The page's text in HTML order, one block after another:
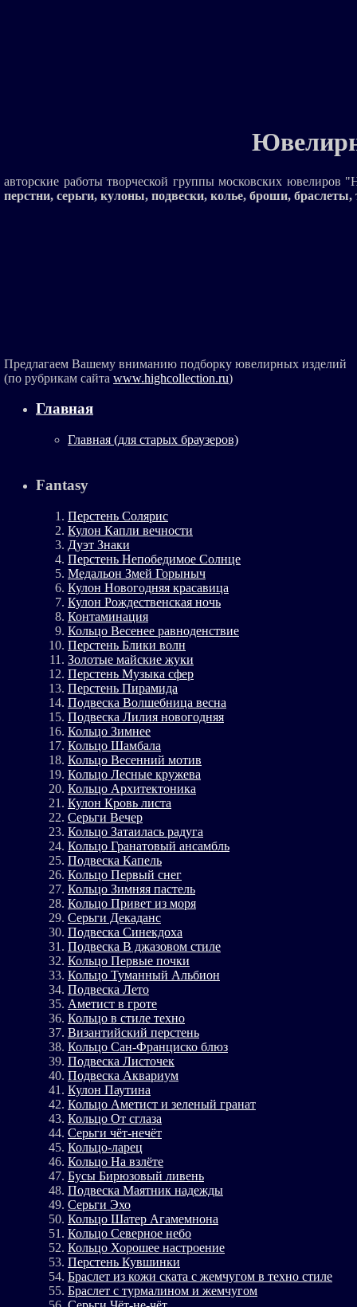
авторские работы творческой группы московских
перстни, серьги, кулоны, подвески, колье, броши,
Предлагаем Вашему вниманию подборку ювелирных изделий
(по рубрикам сайта www.highcollection.ru)
Главная
Главная (для старых браузеров)
Fantasy
Перстень Солярис
Кулон Капли вечности
Дуэт Знаки
Перстень Непобедимое Солнце
Медальон Змей Горыныч
Кулон Новогодняя красавица
Кулон Рождественская ночь
Контаминация
Кольцо Весенее равноденствие
Перстень Блики волн
Золотые майские жуки
Перстень Музыка сфер
Перстень Пирамида
Подвеска Волшебница весна
Подвеска Лилия новогодняя
Кольцо Зимнее
Кольцо Шамбала
Кольцо Весенний мотив
Кольцо Лесные кружева
Кольцо Архитектоника
Кулон Кровь листа
Серьги Вечер
Кольцо Затаилась радуга
Кольцо Гранатовый ансамбль
Подвеска Капель
Кольцо Первый снег
Кольцо Зимняя пастель
Кольцо Привет из моря
Серьги Декаданс
Подвеска Синекдоха
Подвеска В джазовом стиле
Кольцо Первые почки
Кольцо Туманный Альбион
Подвеска Лето
Аметист в гроте
Кольцо в стиле техно
Византийский перстень
Кольцо Сан-Франциско блюз
Подвеска Листочек
Подвеска Аквариум
Кулон Паутина
Кольцо Аметист и зеленый гранат
Кольцо От сглаза
Серьги чёт-нечёт
Кольцо-ларец
Кольцо На взлёте
Бусы Бирюзовый ливень
Подвеска Маятник надежды
Серьги Эхо
Кольцо Шатер Агамемнона
Кольцо Северное небо
Кольцо Хорошее настроение
Перстень Кувшинки
Браслет из кожи ската с жемчугом в техно стиле
Браслет с турмалином и жемчугом